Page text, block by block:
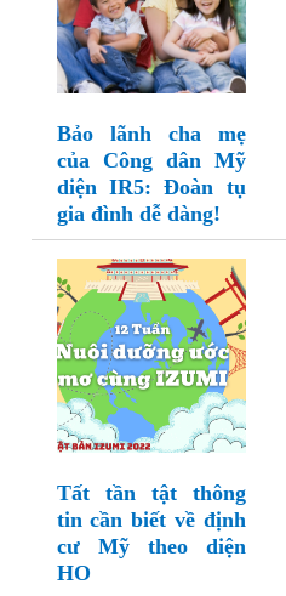
Bảo lãnh cha mẹ
của Công dân Mỹ
diện IR5: Đoàn tụ
gia đình dễ dàng!
Tất tần tật thông
tin cần biết về định
cư Mỹ theo diện
HO